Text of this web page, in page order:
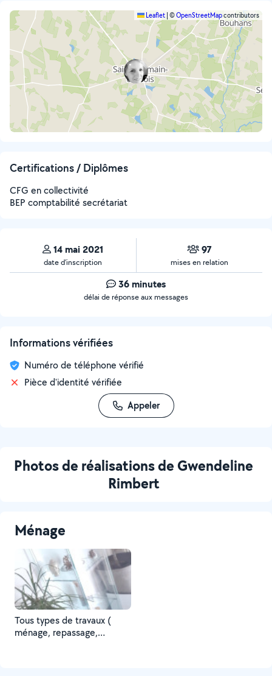
Leaflet ©OpenStreetMapcontributors
Certifications / Diplômes
CFG en collectivité
BEP comptabilité secrétariat
14 mai 2021
date d’inscription
97
mises en relation
36 minutes
délai de réponse aux messages
Informations vérifiées
Numéro de téléphone vérifié
Pièce d'identité vérifiée
Appeler
Photos de réalisations de Gwendeline
Rimbert
Ménage
Tous types de travaux (
ménage, repassage,